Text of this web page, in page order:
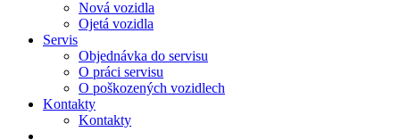
Nová vozidla
Ojetá vozidla
Servis
Objednávka do servisu
O práci servisu
O poškozených vozidlech
Kontakty
Kontakty